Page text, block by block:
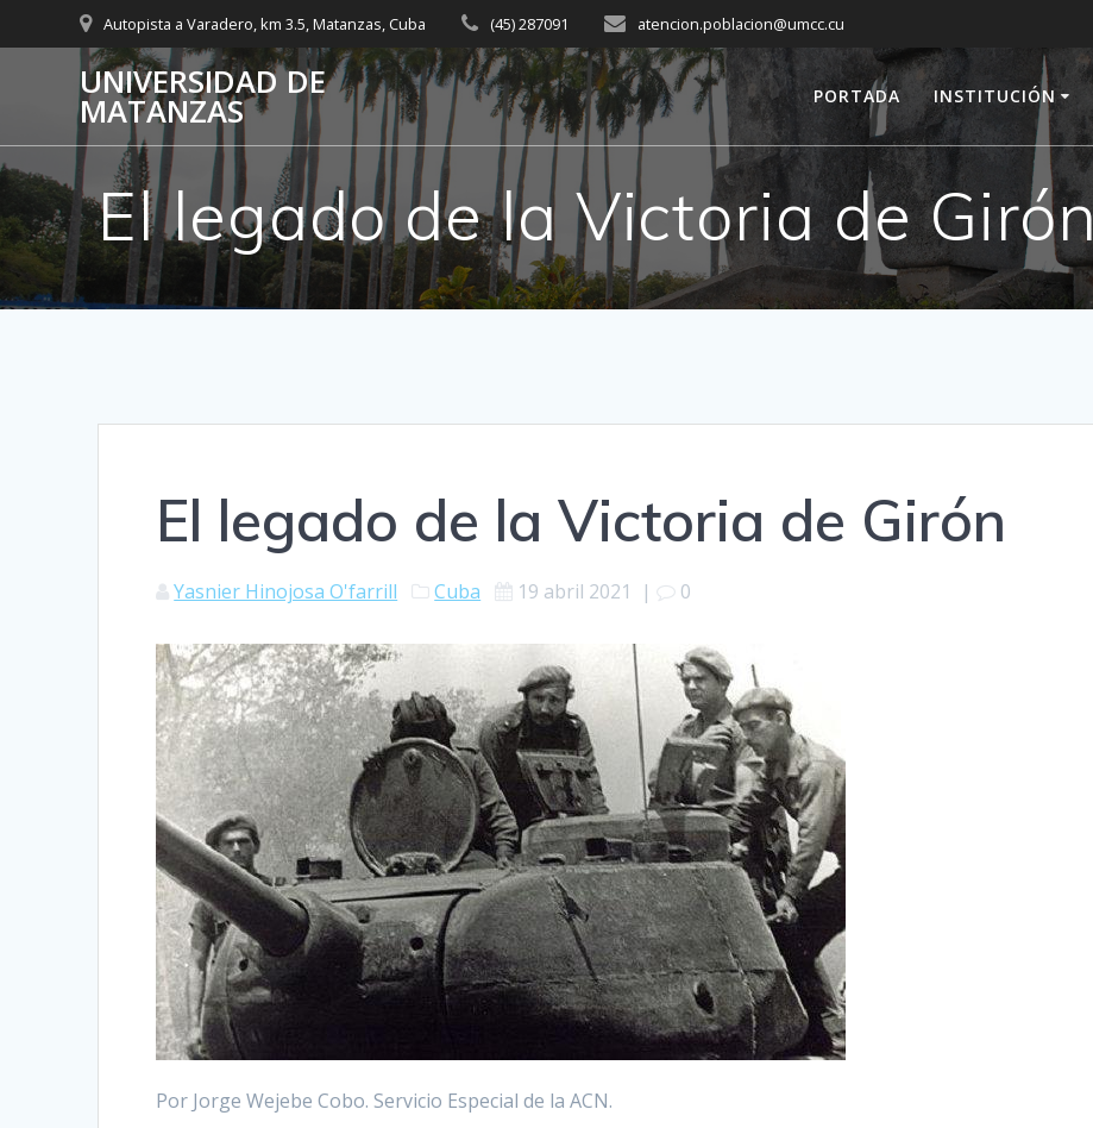
al
contenido
Autopista a Varadero, km 3.5, Matanzas, Cuba (45) 287091 atencion.poblacion@umcc.cu
UNIVERSIDAD DE
MATANZAS PORTADA INSTITUCIÓN
El legado de la Victoria de Girón
El legado de la Victoria de Girón
Yasnier Hinojosa O'farrill Cuba 19 abril 2021 | 0
Por Jorge Wejebe Cobo. Servicio Especial de la ACN.